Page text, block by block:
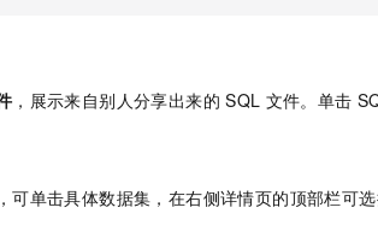
，展示来自别人分享出来的 SQL 文件。单击
可单击具体数据集，在右侧详情页的顶部栏可